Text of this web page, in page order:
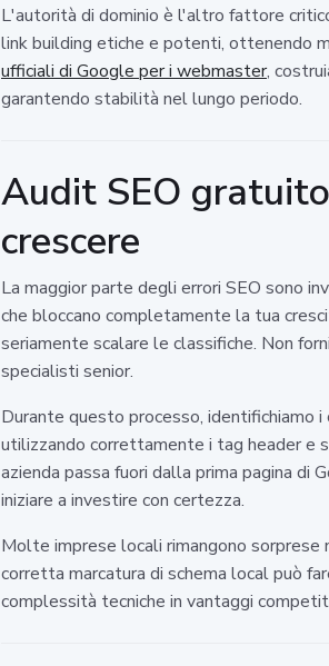
L'autorità di dominio è l'altro fattore
link building etiche e potenti, ottenendo
ufficiali di Google per i webmaster,
garantendo stabilità nel lungo periodo.
Audit SEO
crescere
La maggior parte degli errori SEO sono
che bloccano completamente la tua
seriamente scalare le classifiche. Non
specialisti senior.
Durante questo processo,
utilizzando correttamente i tag header e
azienda passa fuori dalla prima pagina di
iniziare a investire con certezza.
Molte imprese locali rimangono sorprese
corretta marcatura di schema local può
complessità tecniche in vantaggi